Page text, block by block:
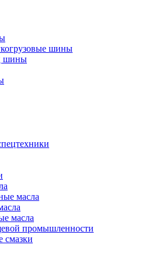
шины
шины
масла
масла
промышленности
смазки